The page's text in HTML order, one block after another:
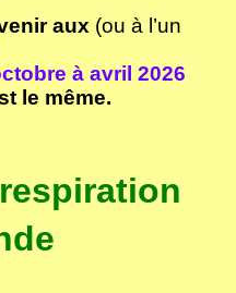
aux (ou à l’un
à avril 2026
le même.